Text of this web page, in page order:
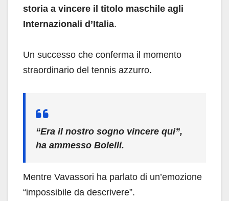
storia a vincere il titolo maschile agli
Internazionali d’Italia.
Un successo che conferma il momento
straordinario del tennis azzurro.
“Era il nostro sogno vincere qui”,
ha ammesso Bolelli.
Mentre Vavassori ha parlato di un’emozione
“impossibile da descrivere”.